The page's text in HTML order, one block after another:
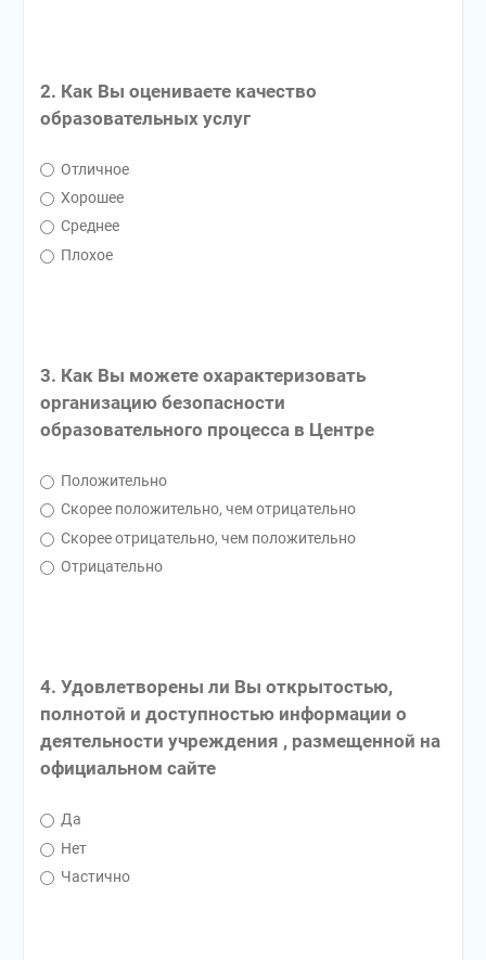
2. Как Вы оцениваете качество
образовательных услуг
Отличное
Хорошее
Среднее
Плохое
3. Как Вы можете охарактеризовать
организацию безопасности
образовательного процесса в Центре
Положительно
Скорее положительно, чем отрицательно
Скорее отрицательно, чем положительно
Отрицательно
4. Удовлетворены ли Вы открытостью,
полнотой и доступностью информации о
деятельности учреждения , размещенной на
официальном сайте
Да
Нет
Частично